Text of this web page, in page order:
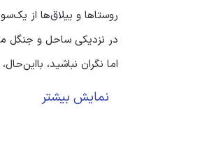
روستاها و ییلاق‌ها از
در نزدیکی ساحل و جنگل
اما نگران نباشید،
درصورتی‌که تصمیم شما
نمایش بیشتر